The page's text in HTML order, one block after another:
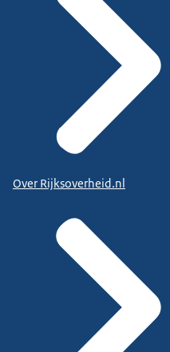
Over Rijksoverheid.nl